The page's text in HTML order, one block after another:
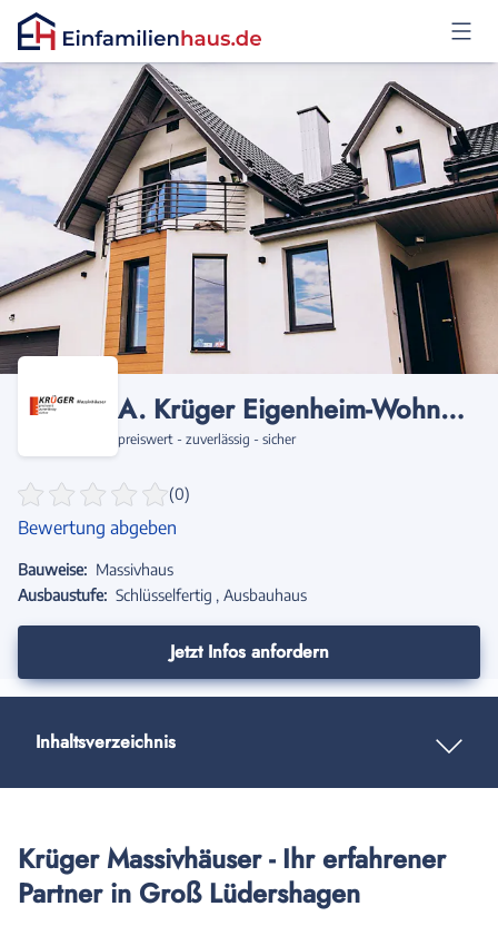
Anmelden
A. Krüger Eigenheim-Wohnungsbau
preiswert - zuverlässig - sicher
(0)
Bewertung abgeben
Bauweise: Massivhaus
Ausbaustufe: Schlüsselfertig Ausbauhaus
Jetzt Infos anfordern
Inhaltsverzeichnis
Krüger Massivhäuser - Ihr erfahrener
Partner in Groß Lüdershagen